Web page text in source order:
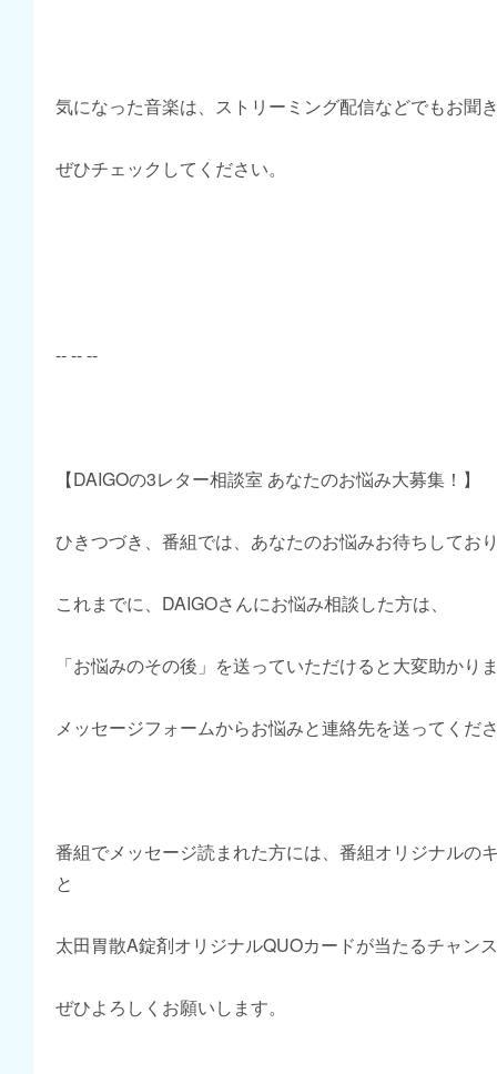
気になった音楽は、ストリーミング配信などでもお聞
ぜひチェックしてください。
-- -- --
【DAIGOの3レター相談室 あなたのお悩み大募集！】
ひきつづき、番組では、あなたのお悩みお待ちしてお
これまでに、DAIGOさんにお悩み相談した方は、
「お悩みのその後」を送っていただけると大変助かり
メッセージフォームからお悩みと連絡先を送ってくだ
番組でメッセージ読まれた方には、番組オリジナルの
と
太田胃散A錠剤オリジナルQUOカードが当たるチャン
ぜひよろしくお願いします。